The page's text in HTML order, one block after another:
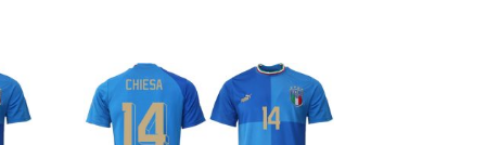
Možnosti
lahko
izberete
na